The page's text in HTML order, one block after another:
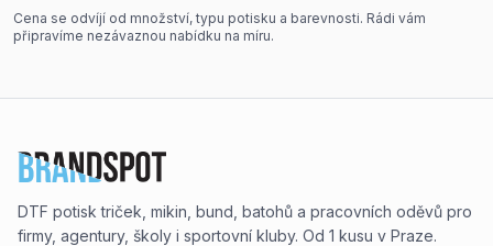
Cena se odvíjí od množství, typu potisku a barevnosti. Rádi vám
připravíme nezávaznou nabídku na míru.
DTF potisk triček, mikin, bund, batohů a pracovních oděvů pro
firmy, agentury, školy i sportovní kluby. Od 1 kusu v Praze.